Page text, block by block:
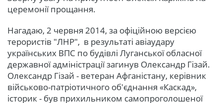
церемонії прощання.
Нагадаю, 2 червня 2014, за офіційною версією
терористів "ЛНР", в результаті авіаудару
українських ВПС по будівлі Луганської обласної
державної адміністрації загинув Олександр Гізай.
Олександр Гізай - ветеран Афганістану, керівник
військово-патріотичного об'єднання «Каскад»,
історик - був прихильником самопроголошеної